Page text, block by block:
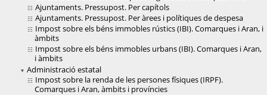
Ajuntaments. Pressupost. Per capítols
Ajuntaments. Pressupost. Per àrees i polítiques de despesa
Impost sobre els béns immobles rústics (IBI). Comarques i Aran, i
àmbits
Impost sobre els béns immobles urbans (IBI). Comarques i Aran,
i àmbits
Administració estatal
Impost sobre la renda de les persones físiques (IRPF).
Comarques i Aran, àmbits i províncies